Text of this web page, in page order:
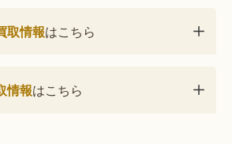
取情報はこちら
情報はこちら